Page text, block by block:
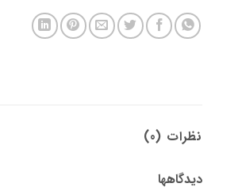
نظرات (0)
دیدگاهها